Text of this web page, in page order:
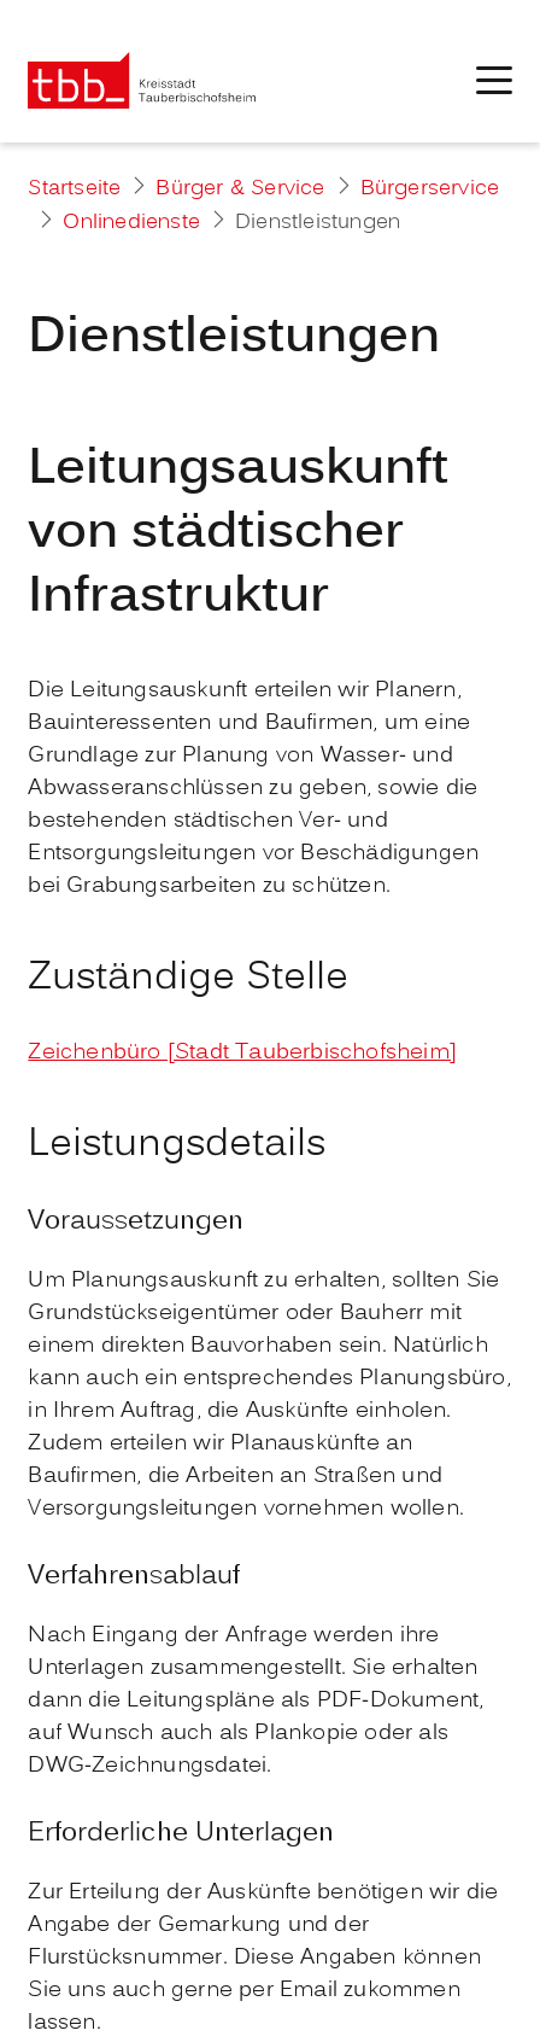
Startseite Bürger & Service
Bürgerservice
Onlinedienste
Dienstleistungen
Dienstleistungen
Leitungsauskunft
von städtischer
Infrastruktur
Die Leitungsauskunft erteilen wir Planern,
Bauinteressenten und Baufirmen, um eine
Grundlage zur Planung von Wasser- und
Abwasseranschlüssen zu geben, sowie die
bestehenden städtischen Ver- und
Entsorgungsleitungen vor Beschädigungen
bei Grabungsarbeiten zu schützen.
Zuständige Stelle
Zeichenbüro [Stadt Tauberbischofsheim]
Leistungsdetails
Voraussetzungen
Um Planungsauskunft zu erhalten, sollten Sie
Grundstückseigentümer oder Bauherr mit
einem direkten Bauvorhaben sein. Natürlich
kann auch ein entsprechendes Planungsbüro,
in Ihrem Auftrag, die Auskünfte einholen.
Zudem erteilen wir Planauskünfte an
Baufirmen, die Arbeiten an Straßen und
Versorgungsleitungen vornehmen wollen.
Verfahrensablauf
Nach Eingang der Anfrage werden ihre
Unterlagen zusammengestellt. Sie erhalten
dann die Leitungspläne als PDF-Dokument,
auf Wunsch auch als Plankopie oder als
DWG-Zeichnungsdatei.
Erforderliche Unterlagen
Zur Erteilung der Auskünfte benötigen wir die
Angabe der Gemarkung und der
Flurstücksnummer. Diese Angaben können
Sie uns auch gerne per Email zukommen
lassen.